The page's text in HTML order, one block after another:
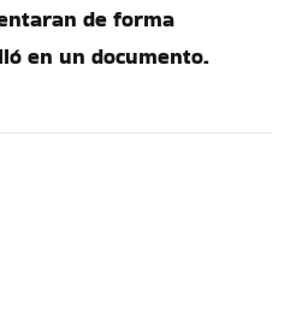
de forma
en un documento.